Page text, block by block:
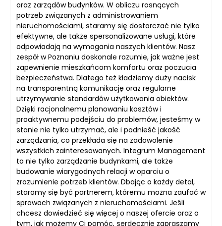
oraz zarządów budynków. W obliczu rosnących
potrzeb związanych z administrowaniem
nieruchomościami, staramy się dostarczać nie tylko
efektywne, ale także spersonalizowane usługi, które
odpowiadają na wymagania naszych klientów. Nasz
zespół w Poznaniu doskonale rozumie, jak ważne jest
zapewnienie mieszkańcom komfortu oraz poczucia
bezpieczeństwa. Dlatego też kładziemy duży nacisk
na transparentną komunikację oraz regularne
utrzymywanie standardów użytkowania obiektów.
Dzięki racjonalnemu planowaniu kosztów i
proaktywnemu podejściu do problemów, jesteśmy w
stanie nie tylko utrzymać, ale i podnieść jakość
zarządzania, co przekłada się na zadowolenie
wszystkich zainteresowanych. Integrum Management
to nie tylko zarządzanie budynkami, ale także
budowanie wiarygodnych relacji w oparciu o
zrozumienie potrzeb klientów. Dbając o każdy detal,
staramy się być partnerem, któremu można zaufać w
sprawach związanych z nieruchomościami. Jeśli
chcesz dowiedzieć się więcej o naszej ofercie oraz o
tym, jak możemy Ci pomóc, serdecznie zapraszamy